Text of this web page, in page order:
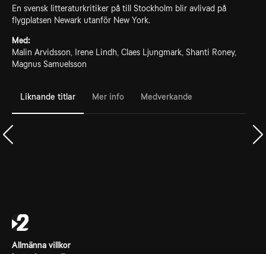
En svensk litteraturkritiker på till Stockholm blir avlivad på
flygplatsen Newark utanför New York.
Med:
Malin Arvidsson, Irene Lindh, Claes Ljungmark, Shanti Roney,
Magnus Samuelsson
Liknande titlar Mer info Medverkande
Allmänna villkor